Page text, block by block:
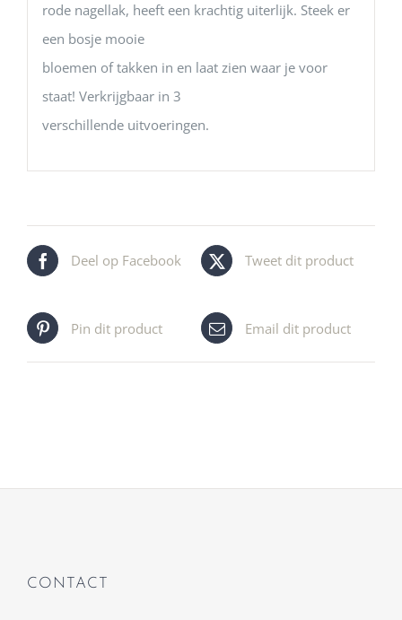
rode nagellak, heeft een krachtig uiterlijk. Steek er
een bosje mooie
bloemen of takken in en laat zien waar je voor
staat! Verkrijgbaar in 3
verschillende uitvoeringen.
Deel op Facebook Tweet dit product
Pin dit product Email dit product
CONTACT